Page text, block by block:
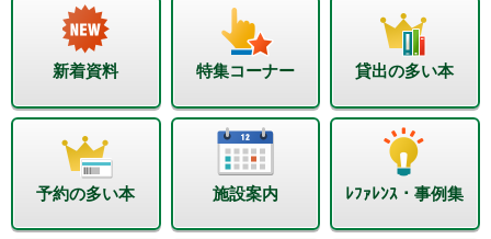
新着資料 特集コーナー 貸出の多い本
予約の多い本 施設案内 ﾚﾌｧﾚﾝｽ・事例集